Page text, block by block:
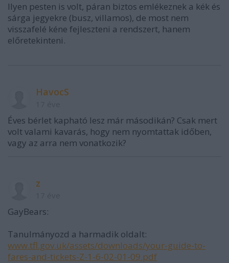
Ilyen pesten is volt, páran biztos emlékeznek a kék és
sárga jegyekre (busz, villamos), de most nem
visszafelé kéne fejleszteni a rendszert, hanem
előretekinteni.
HavocS
Éves bérlet kapható lesz már másodikán? Csak mert
volt valami kavarás, hogy nem nyomtattak időben,
vagy az arra nem vonatkozik?
z
GayBears:
Tanulmányozd a harmadik oldalt:
www.tfl.gov.uk/assets/downloads/your-guide-to-
fares-and-tickets-Z-1-6-02-01-09.pdf